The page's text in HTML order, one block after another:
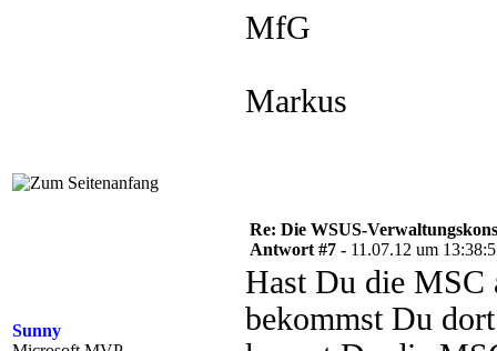
MfG
Markus
Sunny
Re: Die WSUS-
Antwort #7 - 11.07.12 um
Hast Du die MSC
bekommst Du